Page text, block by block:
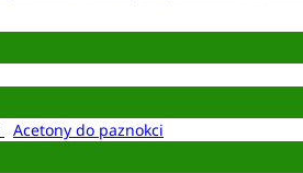
Acetony do paznokci